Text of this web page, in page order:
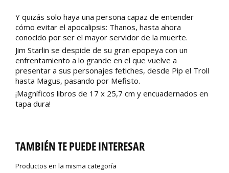
Y quizás solo haya una persona capaz de entender
cómo evitar el apocalipsis: Thanos, hasta ahora
conocido por ser el mayor servidor de la muerte.
Jim Starlin se despide de su gran epopeya con un
enfrentamiento a lo grande en el que vuelve a
presentar a sus personajes fetiches, desde Pip el Troll
hasta Magus, pasando por Mefisto.
¡Magníficos libros de 17 x 25,7 cm y encuadernados en
tapa dura!
TAMBIÉN TE PUEDE INTERESAR
Productos en la misma categoría